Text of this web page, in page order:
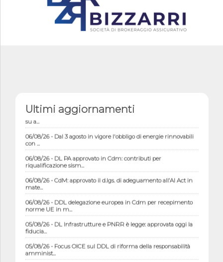
Ultimi aggiornamenti
06/08/26 - Istat, produzione industriale in calo dell'1% a giugno,
su a...
06/08/26 - Dal 3 agosto in vigore l'obbligo di energie rinnovabili
con ...
06/08/26 - DL PA approvato in Cdm: contributi per
riqualificazione sism...
06/08/26 - CdM: approvato il d.lgs. di adeguamento all’AI Act in
mate...
06/08/26 - DDL delegazione europea in Cdm per recepimento
norme UE in m...
05/08/26 - DL Infrastrutture e PNRR è legge: approvata oggi la
fiducia...
05/08/26 - Focus OICE sul DDL di riforma della responsabilità
amminist...